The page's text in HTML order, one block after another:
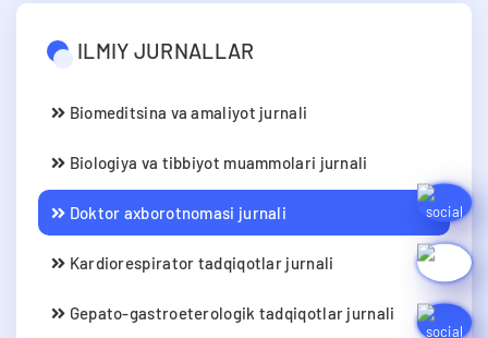
ILMIY JURNALLAR
Biomeditsina va amaliyot jurnali
Biologiya va tibbiyot muammolari jurnali
Doktor axborotnomasi jurnali
Kardiorespirator tadqiqotlar jurnali
Gepato-gastroeterologik tadqiqotlar jurnali